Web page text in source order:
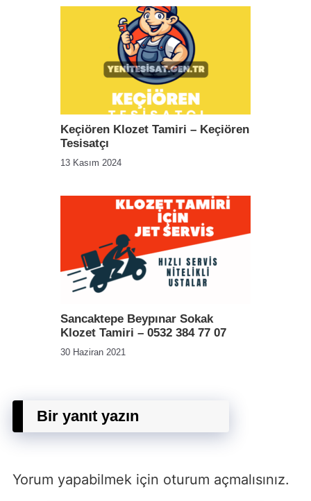
Keçiören Klozet Tamiri – Keçiören
Tesisatçı
13 Kasım 2024
Sancaktepe Beypınar Sokak
Klozet Tamiri – 0532 384 77 07
30 Haziran 2021
Bir yanıt yazın
Yorum yapabilmek için oturum açmalısınız.